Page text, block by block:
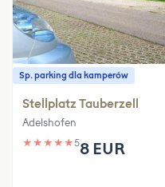
Sp. parking dla kamperów
Stellplatz Tauberzell
Adelshofen
★ ★ ★ ★ ★58 EUR